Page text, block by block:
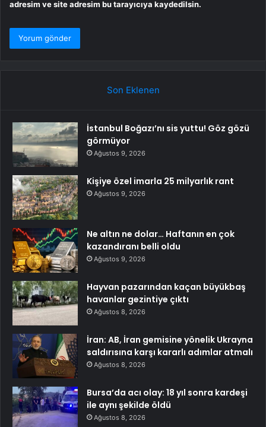
adresim ve site adresim bu tarayıcıya kaydedilsin.
Son Eklenen
İstanbul Boğazı’nı sis yuttu! Göz gözü
görmüyor
Ağustos 9, 2026
Kişiye özel imarla 25 milyarlık rant
Ağustos 9, 2026
Ne altın ne dolar… Haftanın en çok
kazandıranı belli oldu
Ağustos 9, 2026
Hayvan pazarından kaçan büyükbaş
havanlar gezintiye çıktı
Ağustos 8, 2026
İran: AB, İran gemisine yönelik Ukrayna
saldırısına karşı kararlı adımlar atmalı
Ağustos 8, 2026
Bursa’da acı olay: 18 yıl sonra kardeşi
ile aynı şekilde öldü
Ağustos 8, 2026